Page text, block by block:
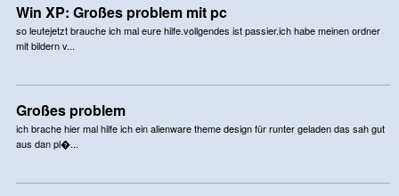
Win XP: Großes problem mit pc
so leutejetzt brauche ich mal eure hilfe.vollgendes ist passier.ich habe meinen ordner
mit bildern v...
Großes problem
ich brache hier mal hilfe ich ein alienware theme design für runter geladen das sah gut
aus dan pl�...